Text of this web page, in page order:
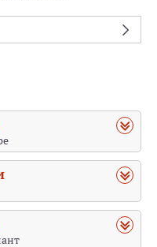
водой, изображены
страстями и душевными
воду и получают